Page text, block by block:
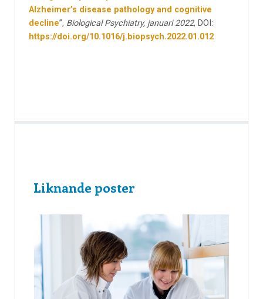
Alzheimer’s disease pathology and cognitive
decline”, Biological Psychiatry, januari 2022, DOI:
https://doi.org/10.1016/j.biopsych.2022.01.012
Liknande poster